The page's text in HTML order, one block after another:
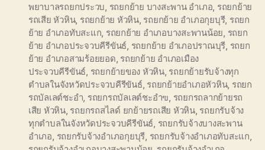
พยาบาลรถยกประวบ รถยกย้าย บางสะพาน อำเภอ รถยกย้าย
รถเสีย หัวหิน, รถยกย้าย หัวหิน, รถยกย้าย อำเภอกุยบุรี, รถยก
ย้าย อำเภอทับสะแก รถยกย้าย อำเภอบางสะพานน้อย รถยก
ย้าย อำเภอประจวบคีรีขันธ์ รถยกย้าย อำเภอปราณบุรี รถยก
ย้าย อำเภอสามร้อยยอด รถยกย้าย อำเภอเมือง
ประจวบคีรีขันธ์ รถยกย้ายของ หัวหิน, รถยกย้ายรับจ้างทุก
ตำบลในจังหวัดประจวบคีรีขันธ์, รถยกย้ายอำเภอหัวหิน, รถยก
รถบัลเลต์ชะอำ รถยกรถบัลเลต์ชะอำฃ รถยกรถลากย้ายรถ
เสีย หัวหิน, รถยกรถสไลด์ ยกย้ายรถเสีย หัวหิน, รถยกรับจ้าง
ทุกตำบลในจังหวัดประจวบคีรีขันธ์ รถยกรับจ้างบางสะพาน
อำเภอ รถยกรับจ้างอำเภอกุยบุรี รถยกรับจ้างอำเภอทับสะแก